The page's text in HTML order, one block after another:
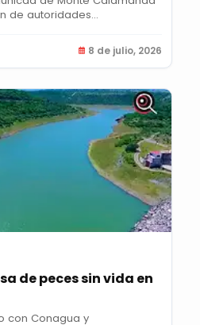
de autoridades
8 de julio, 2026
de peces sin vida en
con Conagua y